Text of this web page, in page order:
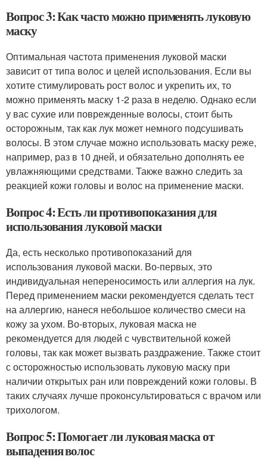
Вопрос 3: Как часто можно применять луковую
маску
Оптимальная частота применения луковой маски
зависит от типа волос и целей использования. Если вы
хотите стимулировать рост волос и укрепить их, то
можно применять маску 1-2 раза в неделю. Однако если
у вас сухие или поврежденные волосы, стоит быть
осторожным, так как лук может немного подсушивать
волосы. В этом случае можно использовать маску реже,
например, раз в 10 дней, и обязательно дополнять ее
увлажняющими средствами. Также важно следить за
реакцией кожи головы и волос на применение маски.
Вопрос 4: Есть ли противопоказания для
использования луковой маски
Да, есть несколько противопоказаний для
использования луковой маски. Во-первых, это
индивидуальная непереносимость или аллергия на лук.
Перед применением маски рекомендуется сделать тест
на аллергию, нанеся небольшое количество смеси на
кожу за ухом. Во-вторых, луковая маска не
рекомендуется для людей с чувствительной кожей
головы, так как может вызвать раздражение. Также стоит
с осторожностью использовать луковую маску при
наличии открытых ран или повреждений кожи головы. В
таких случаях лучше проконсультироваться с врачом или
трихологом.
Вопрос 5: Помогает ли луковая маска от
выпадения волос